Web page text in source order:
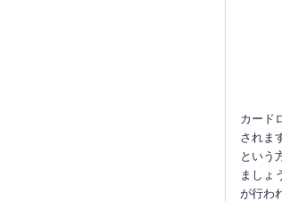
カード
されま
という
ましょ
が行わ